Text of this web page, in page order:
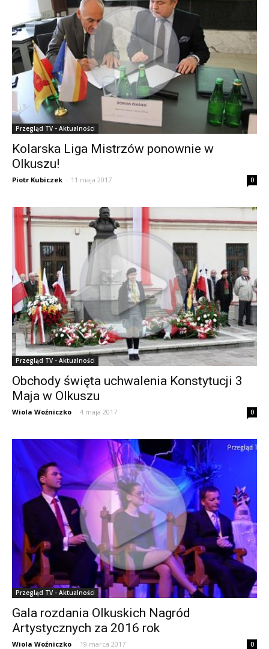
Przegląd TV - Aktualności
Kolarska Liga Mistrzów ponownie w
Olkuszu!
Piotr Kubiczek - 11 maja 2017 0
Przegląd TV - Aktualności
Obchody święta uchwalenia Konstytucji 3
Maja w Olkuszu
Wiola Woźniczko - 4 maja 2017 0
Przegląd TV - Aktualności
Gala rozdania Olkuskich Nagród
Artystycznych za 2016 rok
Wiola Woźniczko - 19 marca 2017 0